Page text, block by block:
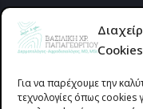
Cookies
Για να παρέχουμε την
τεχνολογίες όπως